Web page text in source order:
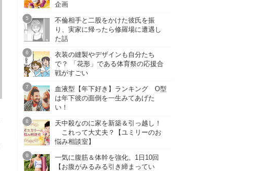
企画
不倫相手と二股をかけた彼氏を振
り、実家に帰ったら修羅場に遭遇し
た話
衣装の縫製やデザインも自分たち
で？ 「花形」である体育祭の応援合
戦がすごい
血液型【年下好き】ランキング O型
は年下彼の面倒を一生みてあげた
い！
天中殺なのに家を新築＆引っ越し！
これって大丈夫？【ユミリーのお
悩み相談室】
一気に腹筋＆体幹を強化。1日10回
【お腹がみるみる引き締まってい